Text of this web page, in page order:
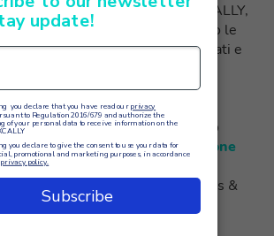
della soluzione di XCALLY,
ha affrontato con successo le
di capacità di analisi dei dati e
La soluzione completa ha
avanzate del call center, report
senza soluzione di
sistemi esistenti, migliorando
e il servizio clienti. Lasoluzione
di XCALLY
alle esigenze di Rodd Hotels &
loro di continuare a offrire
eccezionali ai loro ospiti.